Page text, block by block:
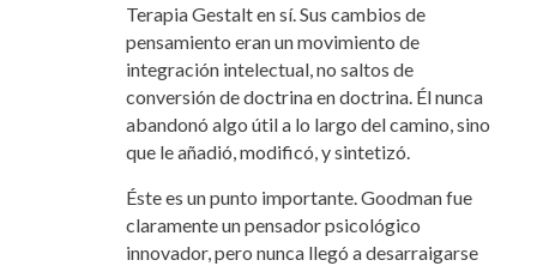
Terapia Gestalt en sí. Sus cambios de
pensamiento eran un movimiento de
integración intelectual, no saltos de
conversión de doctrina en doctrina. Él nunca
abandonó algo útil a lo largo del camino, sino
que le añadió, modificó, y sintetizó.
Éste es un punto importante. Goodman fue
claramente un pensador psicológico
innovador, pero nunca llegó a desarraigarse